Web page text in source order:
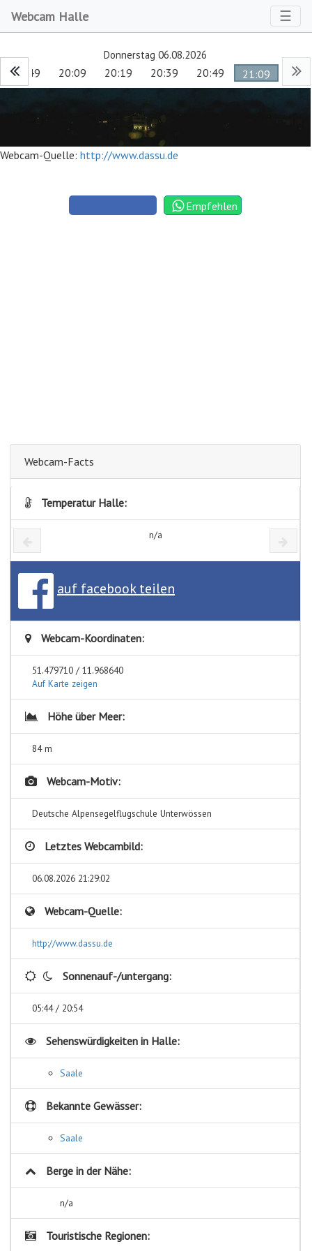
Webcam Halle ☰
Donnerstag 06.08.2026
19:49 20:09 20:19 20:39 20:49 21:09
Webcam-Quelle: http://www.dassu.de
Empfehlen
Webcam-Facts
Temperatur Halle:
n/a
auf facebook teilen
Webcam-Koordinaten:
51.479710 / 11.968640
Auf Karte zeigen
Höhe über Meer:
84 m
Webcam-Motiv:
Deutsche Alpensegelflugschule Unterwössen
Letztes Webcambild:
06.08.2026 21:29:02
Webcam-Quelle:
http://www.dassu.de
Sonnenauf-/untergang:
05:44 / 20:54
Sehenswürdigkeiten in Halle:
Saale
Bekannte Gewässer:
Saale
Berge in der Nähe:
n/a
Touristische Regionen: